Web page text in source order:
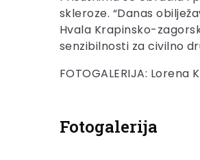
skleroze. “Danas
Hvala Krapinsko-
senzibilnosti za civilno
FOTOGALERIJA: Lorena
Fotogalerija